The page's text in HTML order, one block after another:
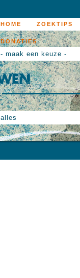
HOME ZOEKTIPS
DONATIES
- maak een keuze -
alles